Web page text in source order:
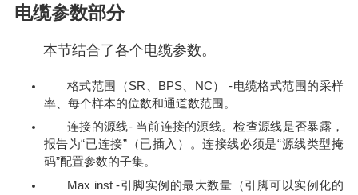
电缆参数部分
本节结合了各个电缆参数。
格式范围（SR、BPS、NC） -电缆格式范围的采样
率、每个样本的位数和通道数范围。
连接的源线- 当前连接的源线。检查源线是否暴露，
报告为“已连接”（已插入）。连接线必须是“源线类型掩
码”配置参数的子集。
Max inst -引脚实例的最大数量（引脚可以实例化的